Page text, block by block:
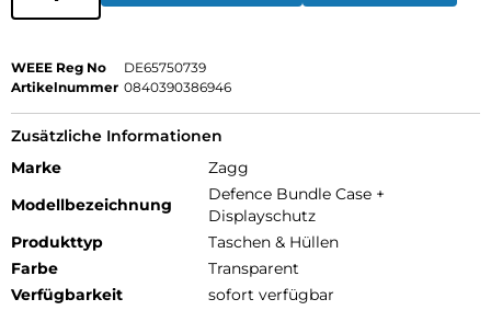
WEEE Reg No
DE65750739
Artikelnummer 0840390386946
Zusätzliche Informationen
Marke
Zagg
Modellbezeichnung
Defence Bundle Case +
Displayschutz
Produkttyp
Taschen & Hüllen
Farbe
Transparent
Verfügbarkeit
sofort verfügbar